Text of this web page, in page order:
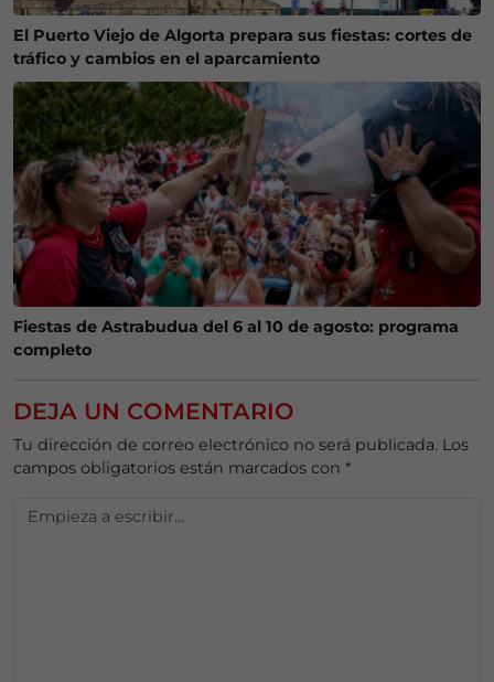
El Puerto Viejo de Algorta prepara sus fiestas: cortes de
tráfico y cambios en el aparcamiento
Fiestas de Astrabudua del 6 al 10 de agosto: programa
completo
DEJA UN COMENTARIO
Tu dirección de correo electrónico no será publicada. Los
campos obligatorios están marcados con *